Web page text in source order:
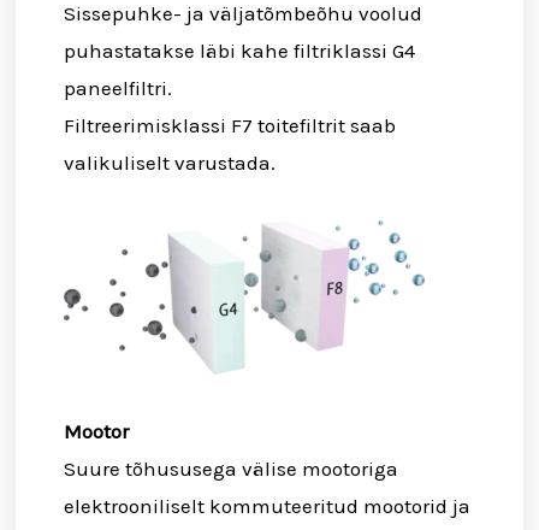
Sissepuhke- ja väljatõmbeõhu voolud
puhastatakse läbi kahe filtriklassi G4
paneelfiltri.
Filtreerimisklassi F7 toitefiltrit saab
valikuliselt varustada.
Mootor
Suure tõhususega välise mootoriga
elektrooniliselt kommuteeritud mootorid ja